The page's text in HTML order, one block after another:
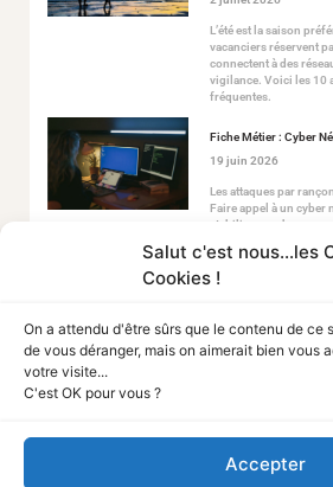
Salut c'est nous...les
Cookies !
On a attendu d'être sûrs que le contenu de ce
de vous déranger, mais on aimerait bien vous
votre visite...
C'est OK pour vous ?
Accepter
L’été est la saison
vacanciers réservent
connectent à des
vigilance. Voici les 10
fréquentes.
Fiche Métier : Cyber
19 juin 2026
Les attaques par
Faire appel à un cyber
stabiliser ce chaos en
Tout Sur La Cyber